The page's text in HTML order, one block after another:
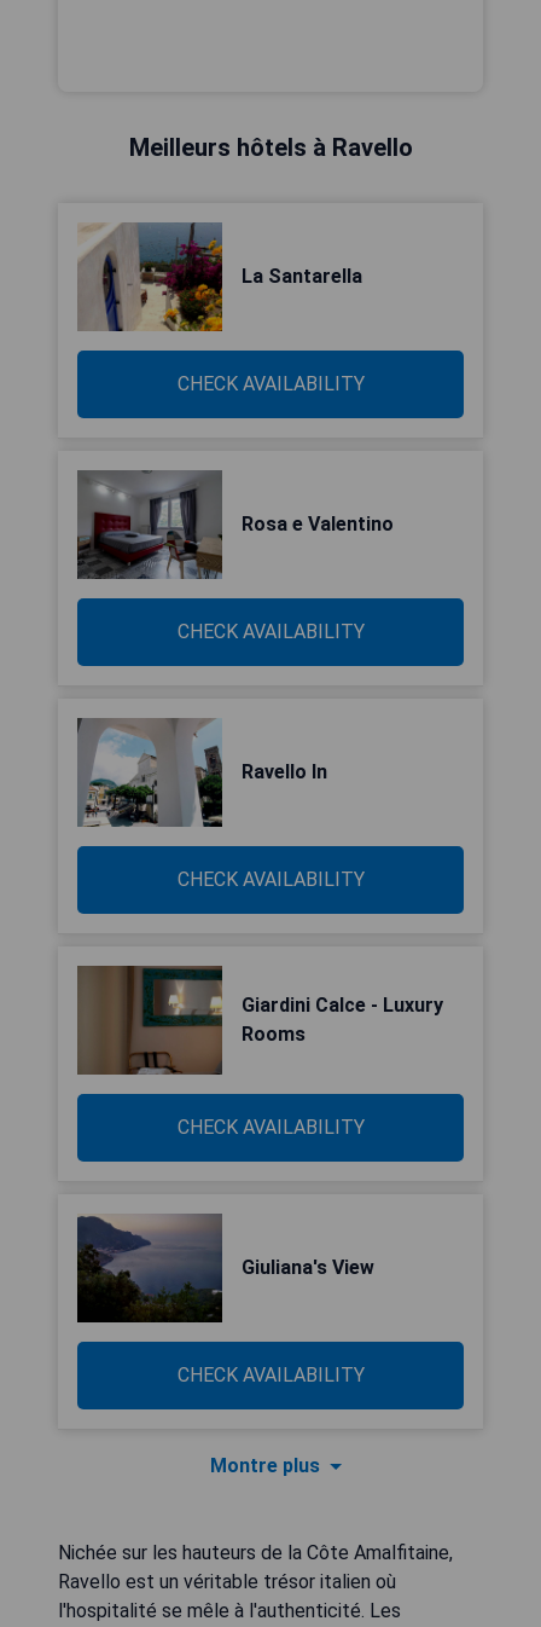
Meilleurs hôtels à Ravello
La Santarella
CHECK AVAILABILITY
Rosa e Valentino
CHECK AVAILABILITY
Ravello In
CHECK AVAILABILITY
Giardini Calce - Luxury
Rooms
CHECK AVAILABILITY
Giuliana's View
CHECK AVAILABILITY
Montre plus
Nichée sur les hauteurs de la Côte Amalfitaine,
Ravello est un véritable trésor italien où
l'hospitalité se mêle à l'authenticité. Les